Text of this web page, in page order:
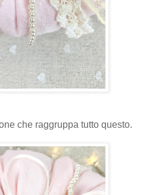
che raggruppa tutto questo.